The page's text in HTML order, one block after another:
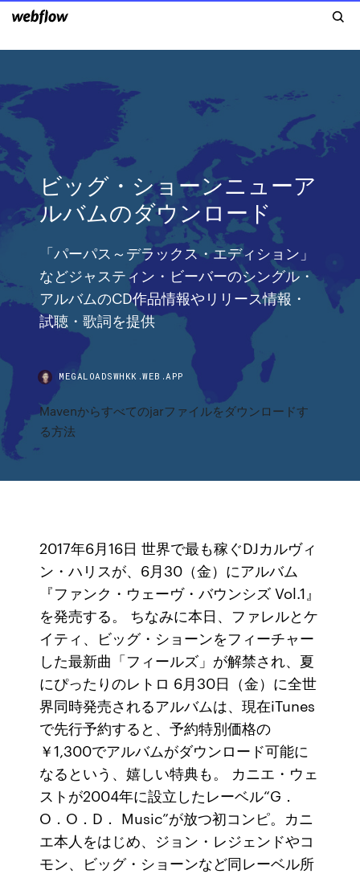
ビッグ・ショーンニューア
ルバムのダウンロード
「パーパス～デラックス・エディション」
などジャスティン・ビーバーのシングル・
アルバムのCD作品情報やリリース情報・
試聴・歌詞を提供
MEGALOADSWHKK.WEB.APP
Mavenからすべてのjarファイルをダウンロードす
る方法
2017年6月16日 世界で最も稼ぐDJカルヴィ
ン・ハリスが、6月30（金）にアルバム
『ファンク・ウェーヴ・バウンシズ Vol.1』
を発売する。 ちなみに本日、ファレルとケ
イティ、ビッグ・ショーンをフィーチャー
した最新曲「フィールズ」が解禁され、夏
にぴったりのレトロ 6月30日（金）に全世
界同時発売されるアルバムは、現在iTunes
で先行予約すると、予約特別価格の
￥1,300でアルバムがダウンロード可能に
なるという、嬉しい特典も。 カニエ・ウェ
ストが2004年に設立したレーベル“G．
O．O．D． Music”が放つ初コンピ。カニ
エ本人をはじめ、ジョン・レジェンドやコ
モン、ビッグ・ショーンなど同レーベル所